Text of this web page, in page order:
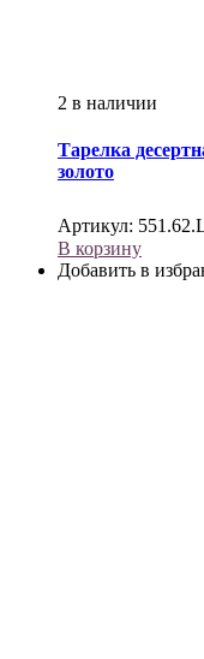
2 в наличии
Тарелка
золото
Артикул:
В корзину
Добавить в